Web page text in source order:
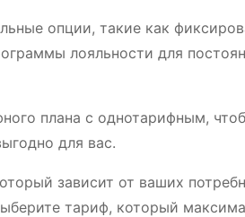
опции, такие как
лояльности для
плана с однотарифным,
для вас.
зависит от ваших
тариф, который